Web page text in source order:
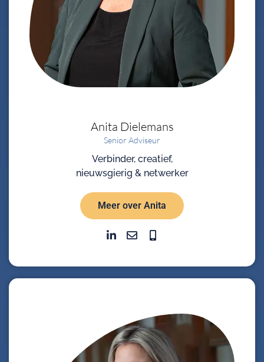
Anita Dielemans
Senior Adviseur
Verbinder, creatief,
nieuwsgierig & netwerker
Meer over Anita